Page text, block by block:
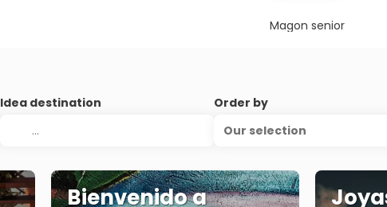
Magon senior
Idea destination
Order by
Our selection
Bienvenido a